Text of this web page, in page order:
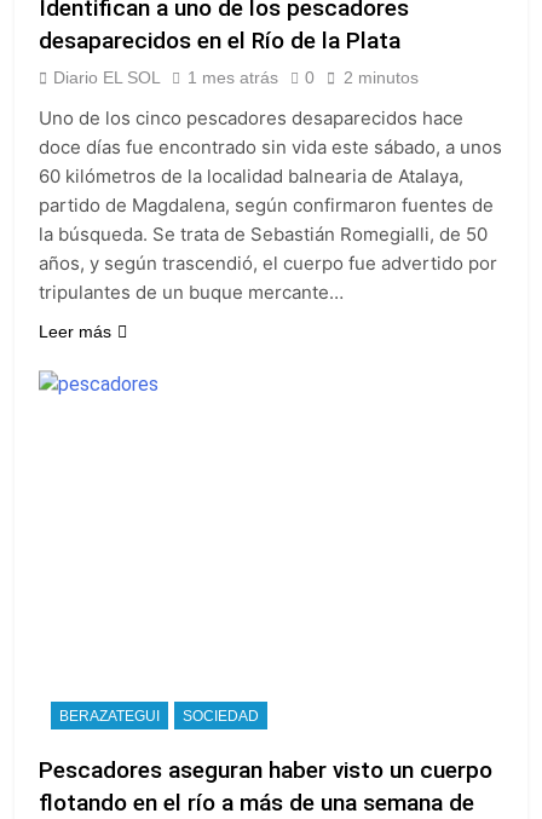
Identifican a uno de los pescadores
desaparecidos en el Río de la Plata
Diario EL SOL 1 mes atrás 0 2 minutos
Uno de los cinco pescadores desaparecidos hace
doce días fue encontrado sin vida este sábado, a unos
60 kilómetros de la localidad balnearia de Atalaya,
partido de Magdalena, según confirmaron fuentes de
la búsqueda. Se trata de Sebastián Romegialli, de 50
años, y según trascendió, el cuerpo fue advertido por
tripulantes de un buque mercante…
Leer más
BERAZATEGUI SOCIEDAD
Pescadores aseguran haber visto un cuerpo
flotando en el río a más de una semana de